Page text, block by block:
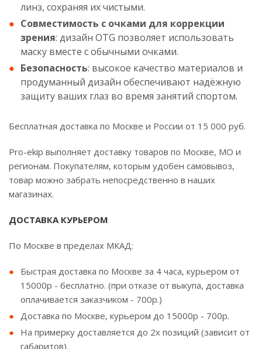
линз, сохраняя их чистыми.
Совместимость с очками для коррекции
зрения: дизайн OTG позволяет использовать
маску вместе с обычными очками.
Безопасность: высокое качество материалов и
продуманный дизайн обеспечивают надёжную
защиту ваших глаз во время занятий спортом.
Бесплатная доставка по Москве и России от 15 000 руб.
Pro-ekip выполняет доставку товаров по Москве, МО и
регионам. Покупателям, которым удобен самовывоз,
товар можно забрать непосредственно в наших
магазинах.
ДОСТАВКА КУРЬЕРОМ
По Москве в пределах МКАД:
Быстрая доставка по Москве за 4 часа, курьером от
15000р - бесплатно. (при отказе от выкупа, доставка
оплачивается заказчиком - 700р.)
Доставка по Москве, курьером до 15000р - 700р.
На примерку доставляется до 2х позиций (зависит от
габаритов).